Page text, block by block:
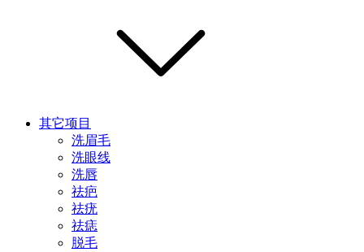
其它项目
洗眉毛
洗眼线
洗唇
祛疤
祛疣
祛痣
脱毛